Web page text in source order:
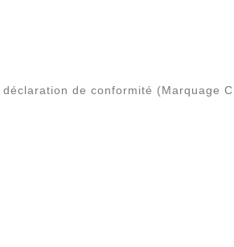
de conformité (Marquage